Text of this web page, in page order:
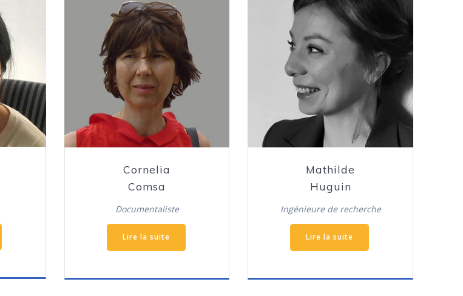
Cornelia
Comsa
Documentaliste
Lire la suite
Mathilde
Huguin
Ingénieure de recherche
Lire la suite